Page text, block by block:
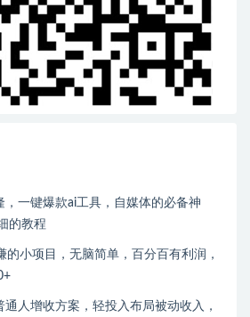
，一键爆款ai工具，自媒体的必备神
的教程
的小项目，无脑简单，百分百有利润，
通人增收方案，轻投入布局被动收入，